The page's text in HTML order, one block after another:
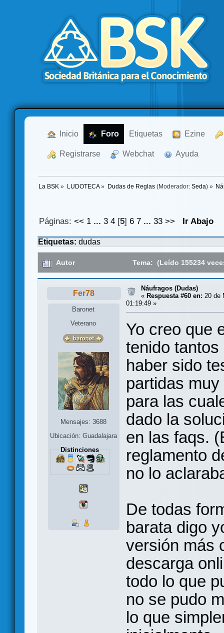
Inicio Foro Etiquetas Ezine
Registrarse Webchat Ayuda
La BSK » LUDOTECA» Dudas de Reglas(Moderador: Seda) »
Páginas:<< 1 ...3 4 [5]6 7 ...33 >> Ir Abajo
Etiquetas: dudas
Autor Tema: (Leído 155234
Fer78
Baronet
Veterano
Mensajes: 3688
Ubicación: Guadalajara
Distinciones
Náufragos (Dudas)
« Respuesta #60 en: 20 de
01:19:49 »
Yo creo que
tenido
haber sido
partidas
para las
dado la
en las faqs.
reglamento
no lo
De todas
barata digo
versión más
descarga
todo lo que
no se pudo
lo que